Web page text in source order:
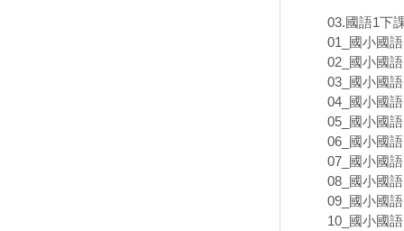
03.國語1下
01_國小國
02_國小國
03_國小國
04_國小國
05_國小國
06_國小國
07_國小國
08_國小國
09_國小國
10_國小國